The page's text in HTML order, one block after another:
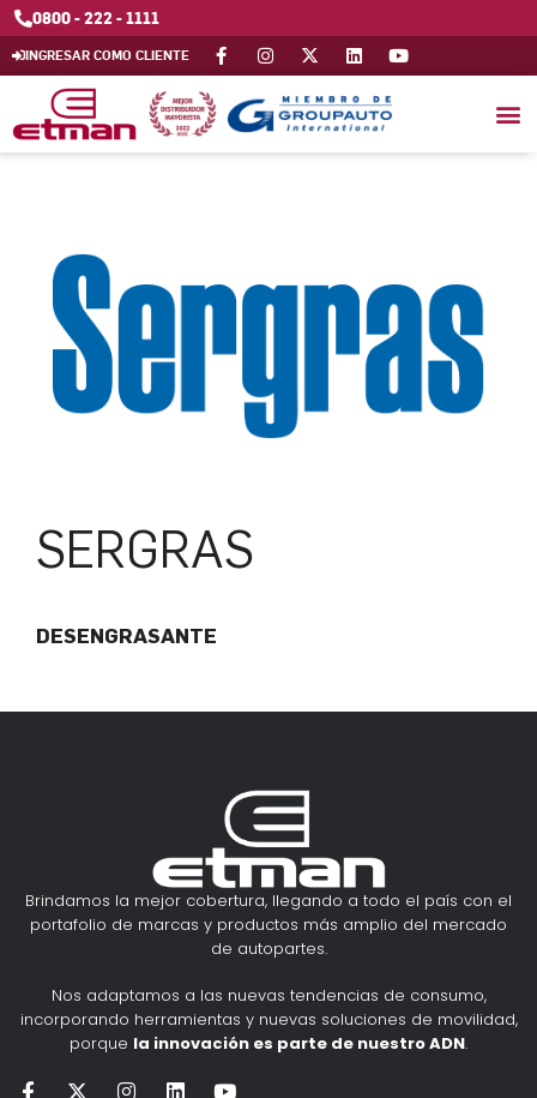
0800 - 222 - 1111
INGRESAR COMO CLIENTE
SERGRAS
DESENGRASANTE
Brindamos la mejor cobertura, llegando a todo el país con el
portafolio de marcas y productos más amplio del mercado
de autopartes.
Nos adaptamos a las nuevas tendencias de consumo,
incorporando herramientas y nuevas soluciones de movilidad,
porque la innovación es parte de nuestro ADN.